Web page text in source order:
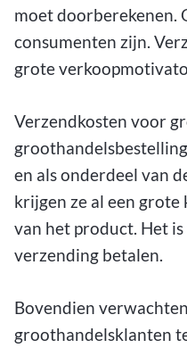
moet doorberekenen.
consumenten zijn.
grote
Verzendkosten voor
en als onderdeel van
krijgen ze al een
van het product. Het
verzending betalen.
Bovendien
groothandelsklanten